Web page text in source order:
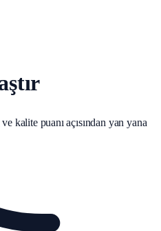
kalite puanı açısından yan yana